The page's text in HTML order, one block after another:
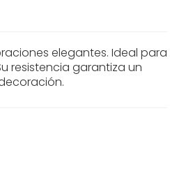
elegantes. Ideal para
resistencia garantiza un